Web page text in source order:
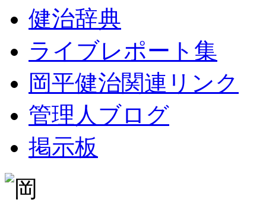
健治辞典
ライブレポート集
岡平健治関連リンク
管理人ブログ
掲示板